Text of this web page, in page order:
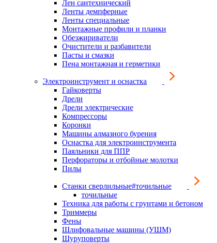
Лен сантехнический
Ленты демпферные
Ленты специальные
Монтажные профили и планки
Обезжириватели
Очистители и разбавители
Пасты и смазки
Пена монтажная и герметики
Электроинструмент и оснастка
Гайковерты
Дрели
Дрели электрические
Компрессоры
Коронки
Машины алмазного бурения
Оснастка для электроинструмента
Паяльники для ППР
Перфораторы и отбойные молотки
Пилы
Станки сверлильные#точильные
точильные
Техника для работы с грунтами и бетоном
Триммеры
Фены
Шлифовальные машины (УШМ)
Шуруповерты